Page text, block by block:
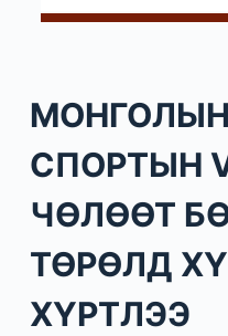
СПОРТЫН
ЧӨЛӨӨТ
ТӨРӨЛД
ХҮРТЛЭЭ